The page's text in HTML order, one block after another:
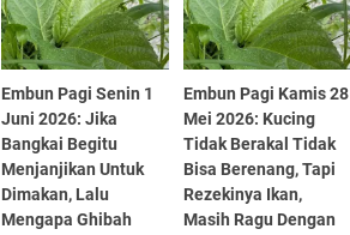
Embun Pagi Senin 1
Juni 2026: Jika
Bangkai Begitu
Menjanjikan Untuk
Dimakan, Lalu
Mengapa Ghibah
Embun Pagi Kamis 28
Mei 2026: Kucing
Tidak Berakal Tidak
Bisa Berenang, Tapi
Rezekinya Ikan,
Masih Ragu Dengan